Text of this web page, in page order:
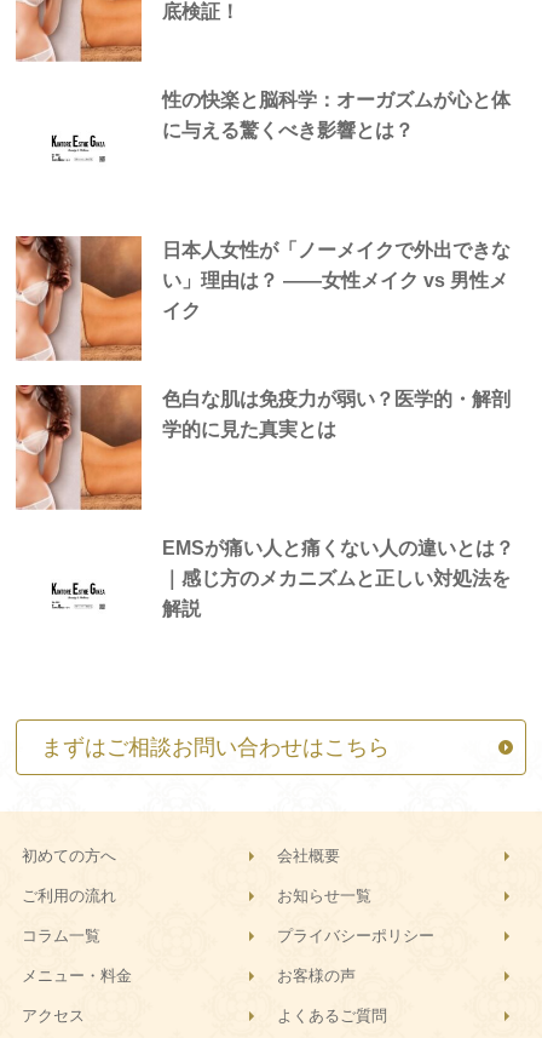
底検証！
性の快楽と脳科学：オーガズムが心と体
に与える驚くべき影響とは？
日本人女性が「ノーメイクで外出できな
い」理由は？ —―女性メイク vs 男性メ
イク
色白な肌は免疫力が弱い？医学的・解剖
学的に見た真実とは
EMSが痛い人と痛くない人の違いとは？
｜感じ方のメカニズムと正しい対処法を
解説
まずはご相談お問い合わせはこちら
初めての方へ 会社概要
ご利用の流れ お知らせ一覧
コラム一覧 プライバシーポリシー
メニュー・料金 お客様の声
アクセス よくあるご質問